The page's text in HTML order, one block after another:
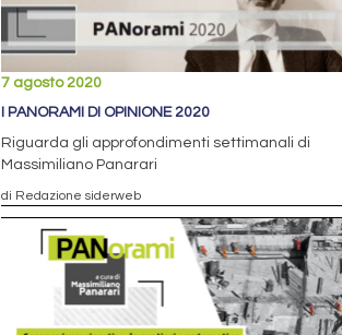
7 agosto 2020
I PANORAMI DI OPINIONE 2020
Riguarda gli approfondimenti settimanali di
Massimiliano Panarari
di Redazione siderweb